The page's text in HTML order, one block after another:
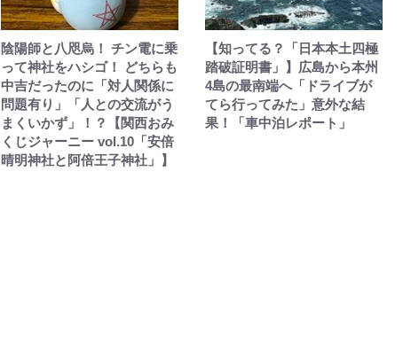
陰陽師と八咫烏！ チン電に乗
って神社をハシゴ！ どちらも
中吉だったのに「対人関係に
問題有り」「人との交流がう
まくいかず」！？【関西おみ
くじジャーニー vol.10「安倍
晴明神社と阿倍王子神社」】
【知ってる？「日本本土四極
踏破証明書」】広島から本州
4島の最南端へ「ドライブが
てら行ってみた」意外な結
果！「車中泊レポート」